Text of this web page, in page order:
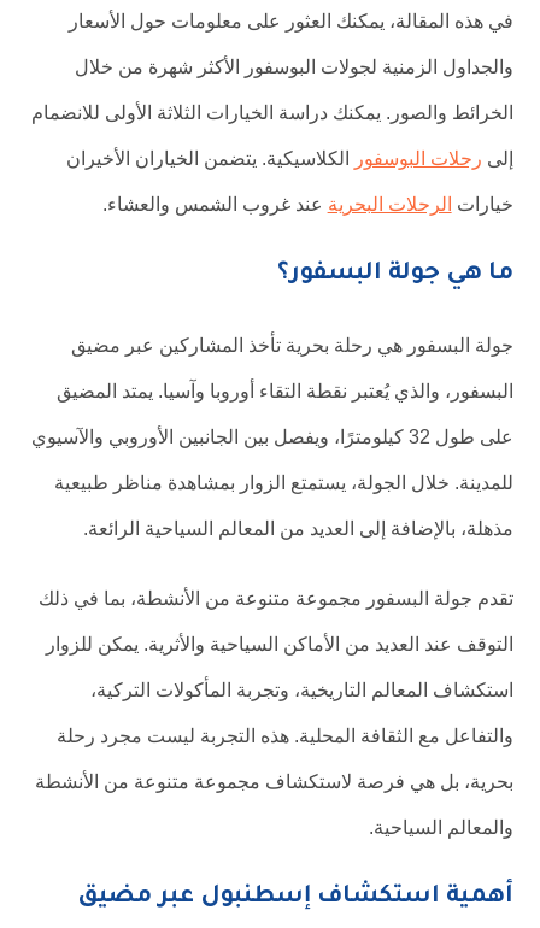
في هذه المقالة، يمكنك العثور على معلومات حول الأسعار
والجداول الزمنية لجولات البوسفور الأكثر شهرة من خلال
الخرائط والصور. يمكنك دراسة الخيارات الثلاثة الأولى للانضمام
إلى رحلات البوسفور الكلاسيكية. يتضمن الخياران الأخيران
خيارات الرحلات البحريةعند غروب الشمس والعشاء.
ما هي جولة البسفور؟
جولة البسفور هي رحلة بحرية تأخذ المشاركين عبر مضيق
البسفور، والذي يُعتبر نقطة التقاء أوروبا وآسيا. يمتد المضيق
على طول 32 كيلومترًا، ويفصل بين الجانبين الأوروبي والآسيوي
للمدينة. خلال الجولة، يستمتع الزوار بمشاهدة مناظر طبيعية
مذهلة، بالإضافة إلى العديد من المعالم السياحية الرائعة.
تقدم جولة البسفور مجموعة متنوعة من الأنشطة، بما في ذلك
التوقف عند العديد من الأماكن السياحية والأثرية. يمكن للزوار
استكشاف المعالم التاريخية، وتجربة المأكولات التركية،
والتفاعل مع الثقافة المحلية. هذه التجربة ليست مجرد رحلة
بحرية، بل هي فرصة لاستكشاف مجموعة متنوعة من الأنشطة
والمعالم السياحية.
أهمية استكشاف إسطنبول عبر مضيق